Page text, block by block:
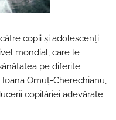
copii şi adolescenţi
mondial, care le
pe diferite
Omuţ-Cherechianu,
copilăriei adevărate